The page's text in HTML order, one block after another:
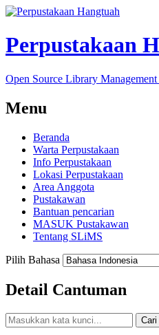
Perpustakaan
Open Source Library Management
Menu
Beranda
Warta Perpustakaan
Info Perpustakaan
Lokasi Perpustakaan
Area Anggota
Pustakawan
Bantuan pencarian
MASUK Pustakawan
Tentang SLiMS
Pilih Bahasa
Detail Cantuman
Cari